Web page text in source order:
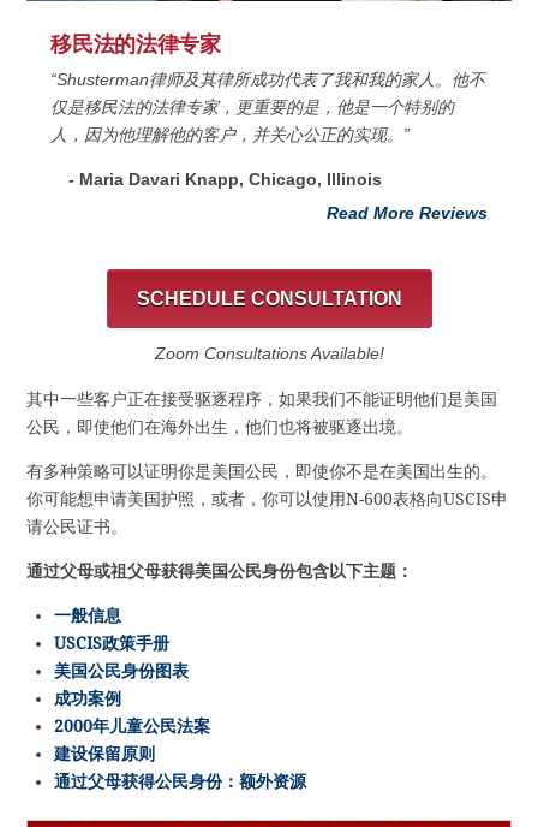
移民法的法律专家
“Shusterman律师及其律所成功代表了我和我的家人。他不
仅是移民法的法律专家，更重要的是，他是一个特别的
人，因为他理解他的客户，并关心公正的实现。”
- Maria Davari Knapp, Chicago, Illinois
Read More Reviews
SCHEDULE CONSULTATION
Zoom Consultations Available!
其中一些客户正在接受驱逐程序，如果我们不能证明他们是美国
公民，即使他们在海外出生，他们也将被驱逐出境。
有多种策略可以证明你是美国公民，即使你不是在美国出生的。
你可能想申请美国护照，或者，你可以使用N-600表格向USCIS申
请公民证书。
通过父母或祖父母获得美国公民身份包含以下主题：
一般信息
USCIS政策手册
美国公民身份图表
成功案例
2000年儿童公民法案
建设保留原则
通过父母获得公民身份：额外资源